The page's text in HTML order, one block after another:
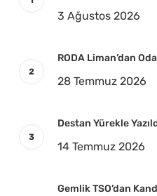
3 Ağustos 2026
RODA Liman’dan
28 Temmuz 2026
Destan Yürekle
14 Temmuz 2026
Gemlik TSO’dan